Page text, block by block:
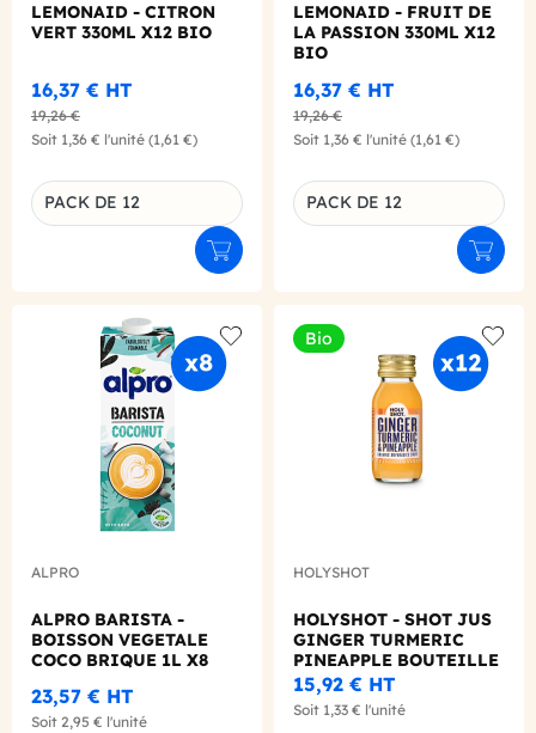
LEMONAID - CITRON
VERT 330ML X12 BIO
16,37 € HT
19,26 €
Soit 1,36 € l'unité (1,61 €)
Déclinaison du produit
PACK DE 12
Ajouter au panier
LEMONAID - FRUIT DE
LA PASSION 330ML X12
BIO
16,37 € HT
19,26 €
Soit 1,36 € l'unité (1,61 €)
Déclinaison du produit
PACK DE 12
Add to wishlist
ALPRO
ALPRO BARISTA -
BOISSON VEGETALE
COCO BRIQUE 1L X8
23,57 € HT
Soit 2,95 € l'unité
Bio
Add
HOLYSHOT
HOLYSHOT - SHOT JUS
GINGER TURMERIC
PINEAPPLE BOUTEILLE
VERRE 60ML X12 BIO
15,92 € HT
Soit 1,33 € l'unité